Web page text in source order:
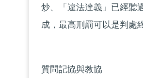
炒、「違法達義」已經聽
成，最高刑罰可以是判處
質問記協與教協